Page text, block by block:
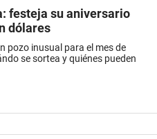
festeja su aniversario
dólares
pozo inusual para el mes de
se sortea y quiénes pueden